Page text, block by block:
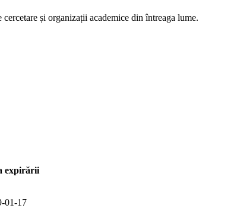
și organizații academice din întreaga lume.
expirării